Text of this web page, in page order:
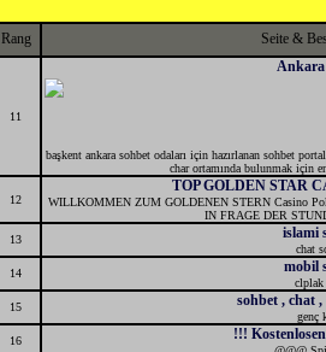
Rang Seite &
11
Ankara
başkent ankara sohbet odaları için hazırlanan sohbet
char ortamında bulunmak için
12
TOP GOLDEN STAR
WILLKOMMEN ZUM GOLDENEN STERN Casino
IN FRAGE DER
13
islami
chat
14
mobil
clplak
15
sohbet , chat
genç
16
!!!